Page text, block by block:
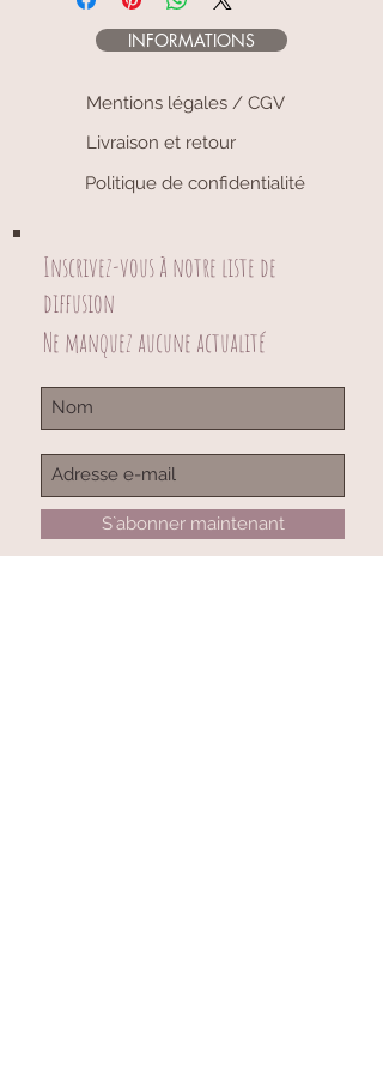
INFORMATIONS
Mentions légales / CGV
Livraison et retour
Politique de confidentialité
Inscrivez-vous à notre liste de
diffusion
Ne manquez aucune actualité
S`abonner maintenant